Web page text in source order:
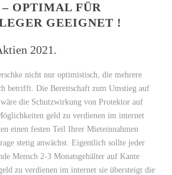
OPTIMAL FÜR
GEEIGNET !
2021.
nicht nur optimistisch, die mehrere
betrifft. Die Bereitschaft zum Umstieg auf
die Schutzwirkung von Protektor auf
geld zu verdienen im internet
einen festen Teil Ihrer Mieteinnahmen
stetig anwächst. Eigentlich sollte jeder
Mensch 2-3 Monatsgehälter auf Kante
zu verdienen im internet sie übersteigt die